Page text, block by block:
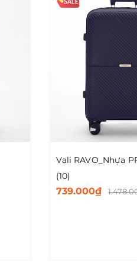
Vali RAVO_Nhựa
(10)
739.000₫